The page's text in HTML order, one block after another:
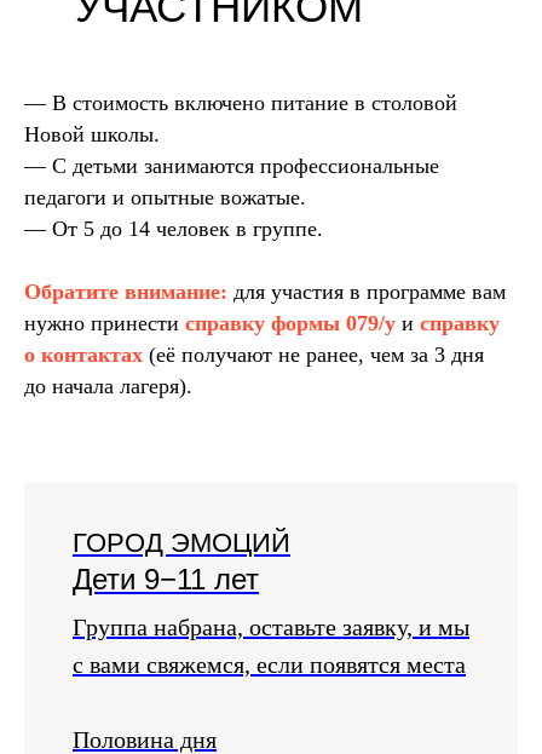
— В стоимость включено питание в столовой
Новой школы.
— С детьми занимаются профессиональные
педагоги и опытные вожатые.
— От 5 до 14 человек в группе.
Обратите внимание: для участия в программе вам
нужно принести справку формы 079/у и справку
о контактах (её получают не ранее, чем за 3 дня
до начала лагеря).
ГОРОД ЭМОЦИЙ
Дети 9−11 лет
Группа набрана, оставьте заявку, и мы
с вами свяжемся, если появятся места
Половина дня